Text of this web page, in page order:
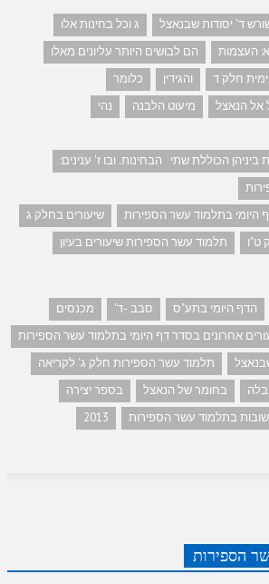
ד' יסודות שבנאצל
ג וכל בחינות אלו
העצמות
הם לבושים היותר עליונים מאלו
חלק ד והגידין
כלומר
אל הנאצל
מיעוט הלבנה
נהי
הכוללת שתי הבחינות. ובו ז' ענינים:
היומי בתלמוד עשר הספירות
שיעורים בחלק ג
ט"ו
תלמוד עשר הספירות שיעורים בעיון
הדף היומי בתע"ס סבב -ד'
מכנסים
אחרונים בסדר דף היומי בתלמוד עשר הספירות
תלמוד עשר הספירות חלק ג' לקריאה
בחומר של הנאצל
בספר יצירה
בתלמוד עשר הספירות 2013
הספירות